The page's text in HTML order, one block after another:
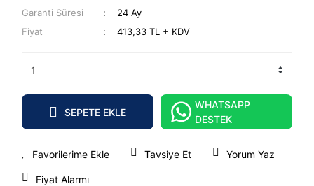
Garanti Süresi
24 Ay
Fiyat
413,33 TL + KDV
SEPETE EKLE
WHATSAPP
DESTEK
Tavsiye Et Yorum Yaz
Fiyat Alarmı